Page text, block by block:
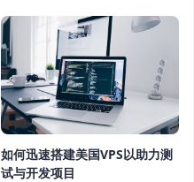
如何迅速搭建美国VPS以助力测
试与开发项目